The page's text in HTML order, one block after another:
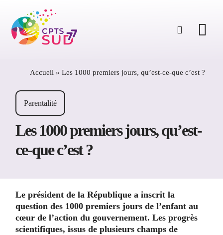
contenu
Accueil »Les 1000 premiers jours, qu’est-ce-que c’est ?
Parentalité
Les 1000 premiers jours, qu’est-
ce-que c’est ?
Le président de la République a inscrit la
question des 1000 premiers jours de l’enfant au
cœur de l’action du gouvernement. Les progrès
scientifiques, issus de plusieurs champs de